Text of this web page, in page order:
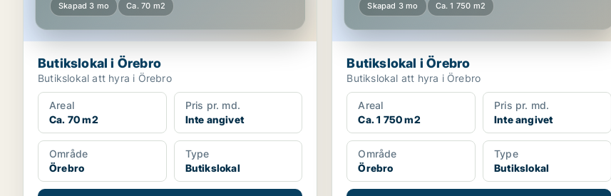
Skapad 3 mo Ca. 70 m2
Butikslokal i Örebro
Butikslokal att hyra i Örebro
Areal
Ca. 70 m2
Pris pr. md.
Inte angivet
Område
Örebro
Type
Butikslokal
Skapad 3 mo Ca. 1 750 m2
Butikslokal i Örebro
Butikslokal att hyra i Örebro
Areal
Ca. 1 750 m2
Pris pr. md.
Inte angivet
Område
Örebro
Type
Butikslokal